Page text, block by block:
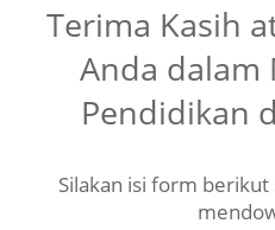
Terima Kasih
Anda dalam
Pendidikan
Silakan isi form